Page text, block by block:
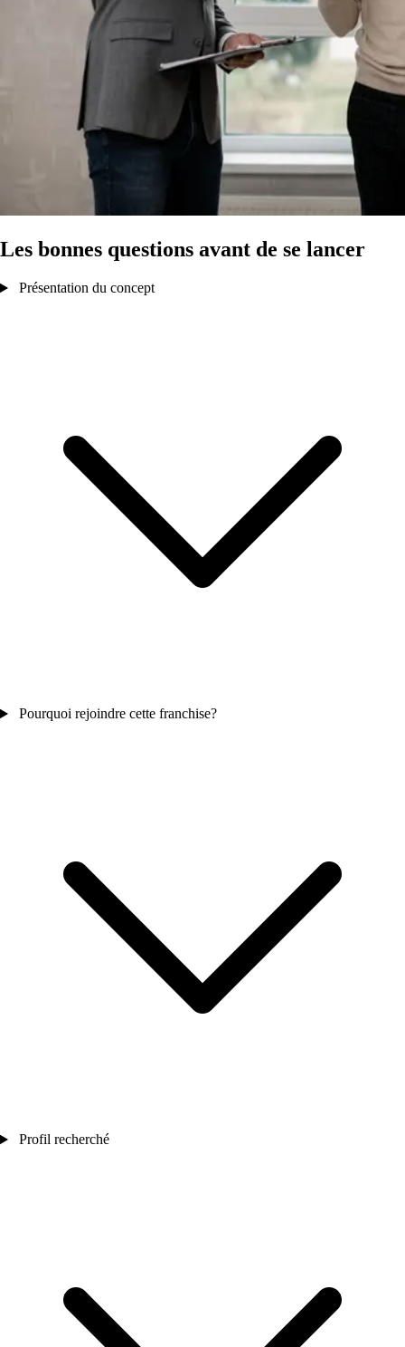
Les bonnes questions avant de se lancer
Présentation du concept
Pourquoi rejoindre cette franchise?
Profil recherché